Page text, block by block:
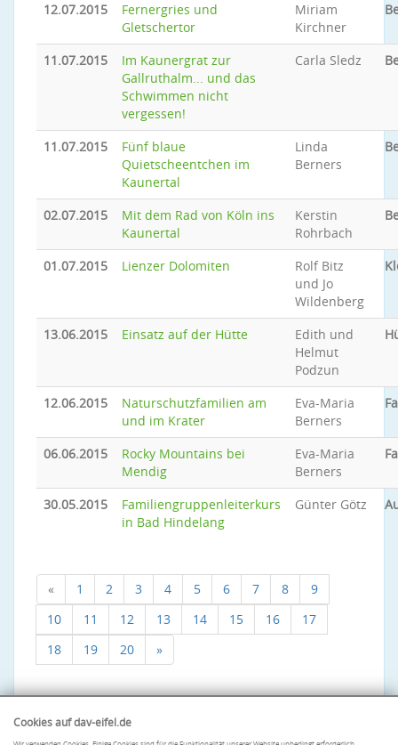
12.07.2015
Fernergries und
Gletschertor
Miriam
Kirchner
11.07.2015
Im Kaunergrat zur
Gallruthalm... und das
Schwimmen nicht
vergessen!
Carla Sledz
11.07.2015
Fünf blaue
Quietscheentchen im
Kaunertal
Linda
Berners
02.07.2015
Mit dem Rad von Köln ins
Kaunertal
Kerstin
Rohrbach
01.07.2015 Lienzer Dolomiten
Rolf Bitz
und Jo
Wildenberg
13.06.2015 Einsatz auf der Hütte
Edith und
Helmut
Podzun
12.06.2015
Naturschutzfamilien am
und im Krater
Eva-Maria
Berners
06.06.2015
Rocky Mountains bei
Mendig
Eva-Maria
Berners
30.05.2015
Familiengruppenleiterkurs
in Bad Hindelang
Günter Götz
« 1 2 3 4 5 6 7 8
9
10
11 12 13 14 15 16
17
18
19 20 »
Cookies auf dav-eifel.de